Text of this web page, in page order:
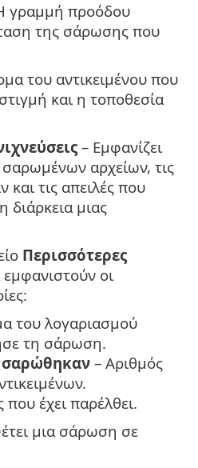
γραμμή προόδου
της σάρωσης που
του αντικειμένου που
και η τοποθεσία
– Εμφανίζει
αρχείων, τις
και τις απειλές που
διάρκεια μιας
Περισσότερες
εμφανιστούν οι
του λογαριασμού
τη σάρωση.
σαρώθηκαν – Αριθμός
που έχει παρέλθει.
μια σάρωση σε